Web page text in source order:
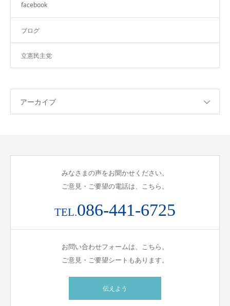
facebook
ブログ
立憲民主党
アーカイブ
みなさまの声をお聞かせください。
ご意見・ご要望の電話は、こちら。
TEL.086-441-6725
お問い合わせフォームは、こちら。
ご意見・ご要望シートもあります。
伝えよう